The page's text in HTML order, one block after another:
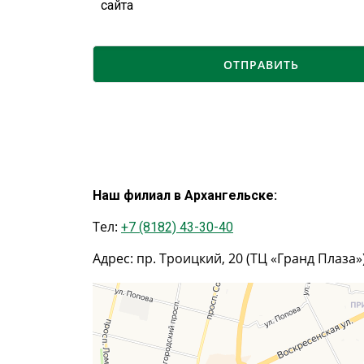
сайта
Наш филиал в Архангельске:
Тел: +7 (8182) 43-30-40
Адрес: пр. Троицкий, 20 (ТЦ «Гранд